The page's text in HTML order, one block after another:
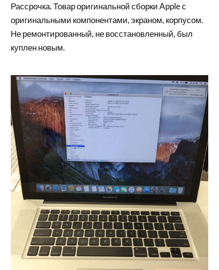
Рассрочка. Товар оригинальной сборки Apple с
оригинальными компонентами, экраном, корпусом.
Не ремонтированный, не восстановленный, был
куплен новым.